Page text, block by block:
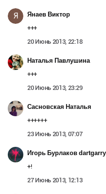
Я Янаев Виктор
+++
20 Июнь 2013, 22:18
Наталья Павлушина
+++
20 Июнь 2013, 23:29
Сасновская Наталья
++++++
23 Июнь 2013, 07:07
Игорь Бурлаков dartgarry
+!
27 Июнь 2013, 12:13